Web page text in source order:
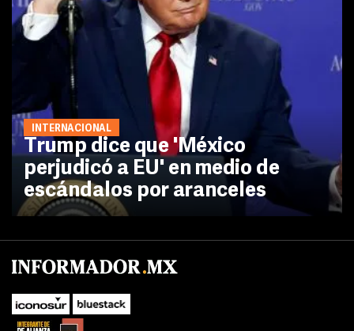
INTERNACIONAL
Trump dice que 'México
perjudicó a EU' en medio de
escándalos por aranceles